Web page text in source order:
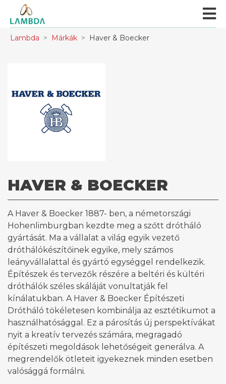
Lambda Márkák Haver & Boecker
HAVER & BOECKER
A Haver & Boecker 1887- ben, a németországi
Hohenlimburgban kezdte meg a szőtt drótháló
gyártását. Ma a vállalat a világ egyik vezető
dróthálókészítőinek egyike, mely számos
leányvállalattal és gyártó egységgel rendelkezik.
Építészek és tervezők részére a beltéri és kültéri
dróthálók széles skáláját vonultatják fel
kínálatukban. A Haver & Boecker Építészeti
Drótháló tökéletesen kombinálja az esztétikumot a
használhatósággal. Ez a párosítás új perspektívákat
nyit a kreatív tervezés számára, megragadó
építészeti megoldások lehetőségeit generálva. A
megrendelők ötleteit igyekeznek minden esetben
valósággá formálni.